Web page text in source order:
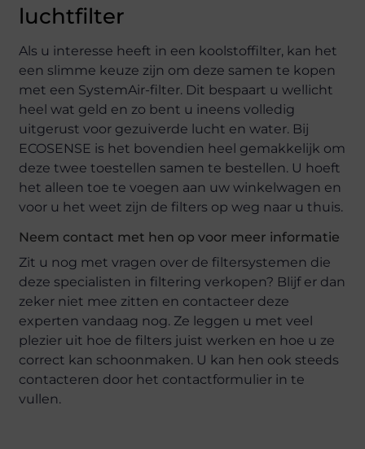
luchtfilter
Als u interesse heeft in een koolstoffilter, kan het
een slimme keuze zijn om deze samen te kopen
met een SystemAir-filter. Dit bespaart u wellicht
heel wat geld en zo bent u ineens volledig
uitgerust voor gezuiverde lucht en water. Bij
ECOSENSE is het bovendien heel gemakkelijk om
deze twee toestellen samen te bestellen. U hoeft
het alleen toe te voegen aan uw winkelwagen en
voor u het weet zijn de filters op weg naar u thuis.
Neem contact met hen op voor meer informatie
Zit u nog met vragen over de filtersystemen die
deze specialisten in filtering verkopen? Blijf er dan
zeker niet mee zitten en contacteer deze
experten vandaag nog. Ze leggen u met veel
plezier uit hoe de filters juist werken en hoe u ze
correct kan schoonmaken. U kan hen ook steeds
contacteren door het contactformulier in te
vullen.